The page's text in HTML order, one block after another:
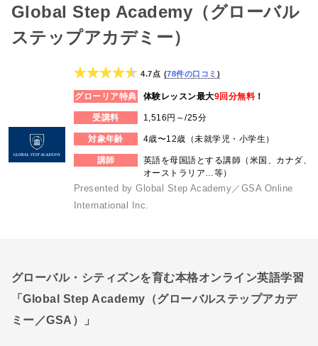
Global Step Academy（グローバル
ステップアカデミー）
4.7点 78件の口コミ
グローリア特典 体験レッスン最大9回分無料 ！
受講料 1,516円～/25分
対象年齢 4歳〜12歳（未就学児・小学生）
講師
英語を母国語とする講師（米国、カナダ、
オーストラリア…等）
Presented by Global Step Academy／GSA Online
International Inc.
グローバル・シティズンを育む本格オンライン英語学習
「Global Step Academy（グローバルステップアカデ
ミー／GSA）」